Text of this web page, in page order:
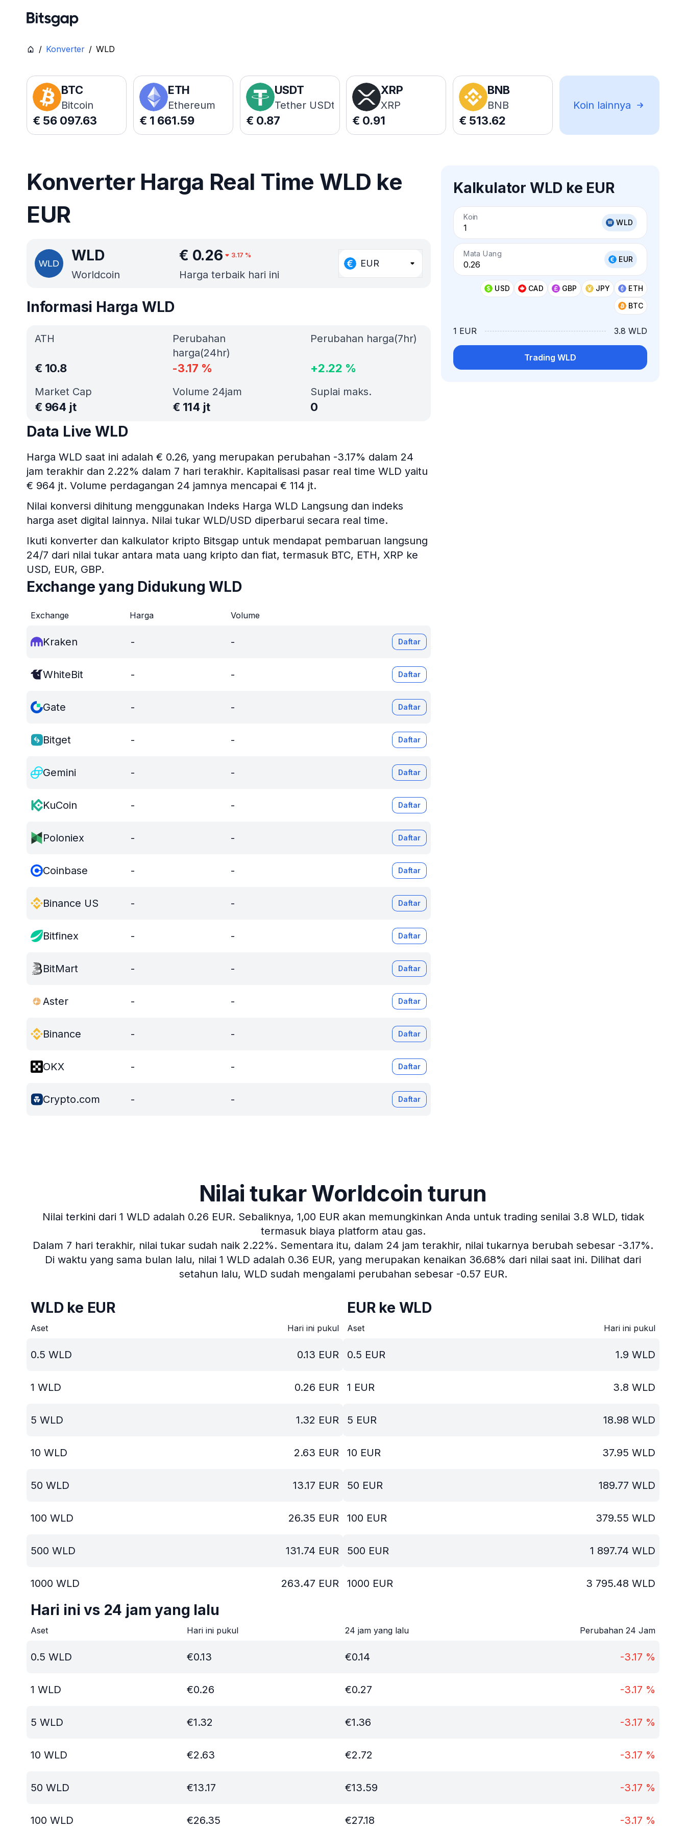
/ Konverter / WLD
BTC
Bitcoin
€ 56 097.63
ETH
Ethereum
€ 1 661.59
USDT
Tether USDt
€ 0.87
XRP
XRP
€ 0.91
BNB
BNB
€ 513.62
Koin lainnya
Konverter Harga Real Time WLD ke
EUR
WLD
Worldcoin
€ 0.26 3.17 %
Harga terbaik hari ini
EUR
Kalkulator WLD ke EUR
Koin
WLD
Mata Uang
EUR
USD CAD GBP JPY
ETH
BTC
1 EUR 3.8 WLD
Trading WLD
Informasi Harga WLD
ATH
€ 10.8
Market Cap
€ 964 jt
Perubahan
harga(24hr)
-3.17 %
Perubahan harga(7hr)
+2.22 %
Volume 24jam
€ 114 jt
Suplai maks.
0
Data Live WLD
Harga WLD saat ini adalah € 0.26, yang merupakan perubahan -3.17% dalam 24
jam terakhir dan 2.22% dalam 7 hari terakhir. Kapitalisasi pasar real time WLD yaitu
€ 964 jt. Volume perdagangan 24 jamnya mencapai € 114 jt.
Nilai konversi dihitung menggunakan Indeks Harga WLD Langsung dan indeks
harga aset digital lainnya. Nilai tukar WLD/USD diperbarui secara real time.
Ikuti konverter dan kalkulator kripto Bitsgap untuk mendapat pembaruan langsung
24/7 dari nilai tukar antara mata uang kripto dan fiat, termasuk BTC, ETH, XRP ke
USD, EUR, GBP.
Exchange yang Didukung WLD
Exchange Harga Volume
Kraken - - Daftar
WhiteBit - - Daftar
Gate - - Daftar
Bitget - - Daftar
Gemini - - Daftar
KuCoin - - Daftar
Poloniex - - Daftar
Coinbase - - Daftar
Binance US - - Daftar
Bitfinex - - Daftar
BitMart - - Daftar
Aster - - Daftar
Binance - - Daftar
OKX - - Daftar
Crypto.com - - Daftar
Nilai tukar Worldcoin turun
Nilai terkini dari 1 WLD adalah 0.26 EUR. Sebaliknya, 1,00 EUR akan memungkinkan Anda untuk trading senilai 3.8 WLD, tidak
termasuk biaya platform atau gas.
Dalam 7 hari terakhir, nilai tukar sudah naik 2.22%. Sementara itu, dalam 24 jam terakhir, nilai tukarnya berubah sebesar -3.17%.
Di waktu yang sama bulan lalu, nilai 1 WLD adalah 0.36 EUR, yang merupakan kenaikan 36.68% dari nilai saat ini. Dilihat dari
setahun lalu, WLD sudah mengalami perubahan sebesar -0.57 EUR.
WLD ke EUR
Aset Hari ini pukul
0.5 WLD 0.13 EUR
1 WLD 0.26 EUR
5 WLD 1.32 EUR
10 WLD 2.63 EUR
50 WLD 13.17 EUR
100 WLD 26.35 EUR
500 WLD 131.74 EUR
1000 WLD 263.47 EUR
EUR ke WLD
Aset Hari ini pukul
0.5 EUR 1.9 WLD
1 EUR 3.8 WLD
5 EUR 18.98 WLD
10 EUR 37.95 WLD
50 EUR 189.77 WLD
100 EUR 379.55 WLD
500 EUR 1 897.74 WLD
1000 EUR 3 795.48 WLD
Hari ini vs 24 jam yang lalu
Aset Hari ini pukul 24 jam yang lalu Perubahan 24 Jam
0.5 WLD €0.13 €0.14 -3.17 %
1 WLD €0.26 €0.27 -3.17 %
5 WLD €1.32 €1.36 -3.17 %
10 WLD €2.63 €2.72 -3.17 %
50 WLD €13.17 €13.59 -3.17 %
100 WLD €26.35 €27.18 -3.17 %